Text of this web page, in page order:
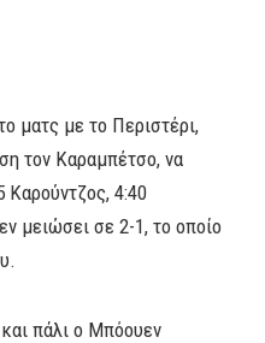
ματς με το Περιστέρι,
τον Καραμπέτσο, να
Καρούντζος, 4:40
μειώσει σε 2-1, το οποίο
πάλι ο Μπόουεν